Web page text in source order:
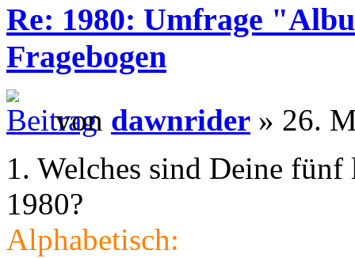
Re: 1980: Umfrage
Fragebogen
von dawnrider » 26.
1. Welches sind Deine fünf
1980?
Alphabetisch: